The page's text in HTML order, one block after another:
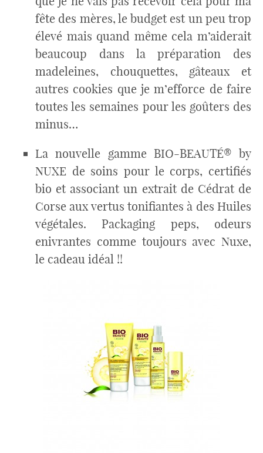
fête des mères, le budget est un peu trop
élevé mais quand même cela m’aiderait
beaucoup dans la préparation des
madeleines, chouquettes, gâteaux et
autres cookies que je m’efforce de faire
toutes les semaines pour les goûters des
minus…
La nouvelle gamme BIO-BEAUTÉ® by
NUXE de soins pour le corps, certifiés
bio et associant un extrait de Cédrat de
Corse aux vertus tonifiantes à des Huiles
végétales. Packaging peps, odeurs
enivrantes comme toujours avec Nuxe,
le cadeau idéal !!